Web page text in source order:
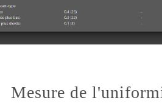
Mesure de